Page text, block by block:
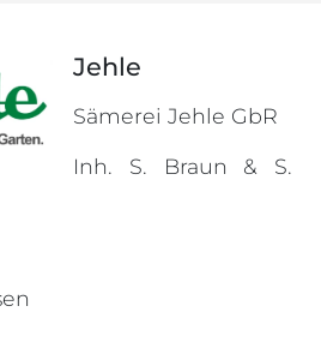
Jehle
Sämerei Jehle GbR
Inh. S. Braun & S.